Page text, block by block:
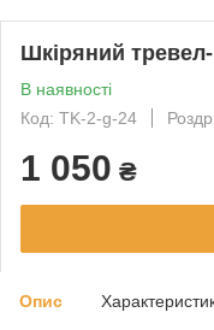
Шкіряний
В наявності
Код: TK-2-g-24
1 050 ₴
Опис